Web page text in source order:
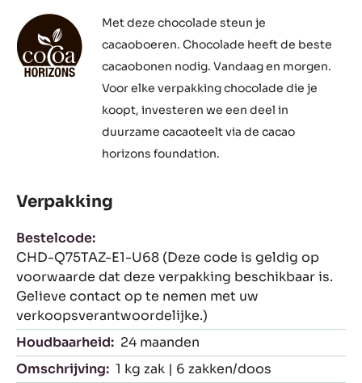
Met deze chocolade steun je
cacaoboeren. Chocolade heeft de beste
cacaobonen nodig. Vandaag en morgen.
Voor elke verpakking chocolade die je
koopt, investeren we een deel in
duurzame cacaoteelt via de cacao
horizons foundation.
Verpakking
Bestelcode:
CHD-Q75TAZ-E1-U68 (Deze code is geldig op
voorwaarde dat deze verpakking beschikbaar is.
Gelieve contact op te nemen met uw
verkoopsverantwoordelijke.)
Houdbaarheid: 24 maanden
Omschrijving: 1 kg zak | 6 zakken/doos